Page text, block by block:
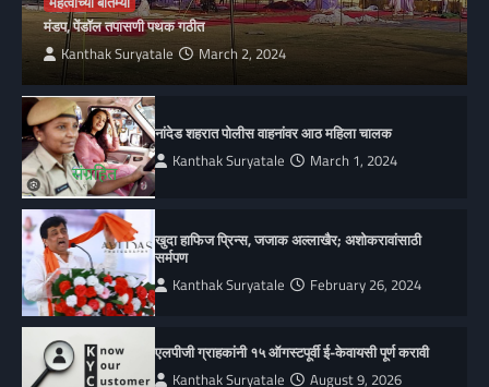
मंडप, पेंडॉल तपासणी पथक गठीत
Kanthak Suryatale March 2, 2024
नांदेड शहरात पोलीस वाहनांवर आठ महिला चालक
Kanthak Suryatale March 1, 2024
खुदा हाफिज प्रिन्स, जजाक अल्लाखैर; अशोकरावांसाठी
सर्मपण
Kanthak Suryatale February 26, 2024
एलपीजी ग्राहकांनी १५ ऑगस्टपूर्वी ई-केवायसी पूर्ण करावी
Kanthak Suryatale August 9, 2026